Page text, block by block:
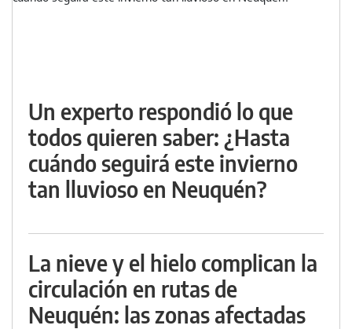
Un experto respondió lo que
todos quieren saber: ¿Hasta
cuándo seguirá este invierno
tan lluvioso en Neuquén?
La nieve y el hielo complican la
circulación en rutas de
Neuquén: las zonas afectadas